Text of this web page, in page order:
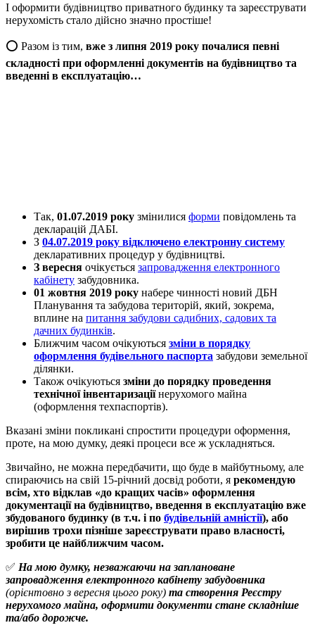
І оформити будівництво приватного будинку та зареєструвати
нерухомість стало дійсно значно простіше!
⭕️ Разом із тим, вже з липня 2019 року почалися певні
складності при оформленні документів на будівництво та
введенні в експлуатацію…
Так, 01.07.2019 року змінилися форми повідомлень та
декларацій ДАБІ.
З 04.07.2019 року відключено електронну систему
декларативних процедур у будівництві.
З вересня очікується запровадження електронного
кабінету забудовника.
01 жовтня 2019 року набере чинності новий ДБН
Планування та забудова територій, який, зокрема,
вплине на питання забудови садибних, садових та
дачних будинків.
Ближчим часом очікуються зміни в порядку
оформлення будівельного паспорта забудови земельної
ділянки.
Також очікуються зміни до порядку проведення
технічної інвентаризаціїнерухомого майна
(оформлення техпаспортів).
Вказані зміни покликані спростити процедури оформення,
проте, на мою думку, деякі процеси все ж ускладняться.
Звичайно, не можна передбачити, що буде в майбутньому, але
спираючись на свій 15-річний досвід роботи, я рекомендую
всім, хто відклав «до кращих часів» оформлення
документації на будівництво, введення в експлуатацію вже
збудованого будинку (в т.ч. і по будівельній амністії), або
вирішив трохи пізніше зареєструвати право власності,
зробити це найближчим часом.
✅ На мою думку, незважаючи на заплановане
запровадження електронного кабінету забудовника
(орієнтовно з вересня цього року) та створення Реєстру
нерухомого майна, оформити документи стане складніше
та/або дорожче.